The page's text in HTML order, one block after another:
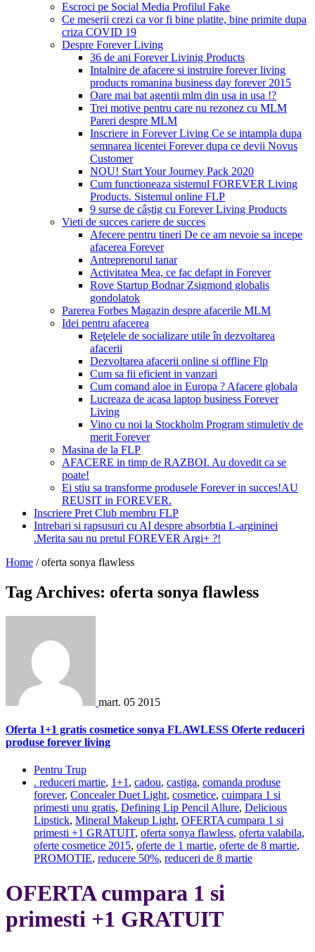
Escroci pe Social Media Profilul Fake
Ce meserii crezi ca vor fi bine platite, bine primite dupa
criza COVID 19
Despre Forever Living
36 de ani Forever Livinig Products
Intalnire de afacere si instruire forever living
products romanina business day forever 2015
Oare mai bat agentii mlm din usa in usa !?
Trei motive pentru care nu rezonez cu MLM
Pareri despre MLM
Inscriere in Forever Living Ce se intampla dupa
semnarea licentei Forever dupa ce devii Novus
Customer
NOU! Start Your Journey Pack 2020
Cum functioneaza sistemul FOREVER Living
Products. Sistemul online FLP
9 surse de câștig cu Forever Living Products
Vieti de succes cariere de succes
Afecere pentru tineri De ce am nevoie sa incepe
afacerea Forever
Antreprenorul tanar
Activitatea Mea, ce fac defapt in Forever
Rove Startup Bodnar Zsigmond globalis
gondolatok
Parerea Forbes Magazin despre afacerile MLM
Idei pentru afacerea
Reţelele de socializare utile în dezvoltarea
afacerii
Dezvoltarea afacerii online si offline Flp
Cum sa fii eficient in vanzari
Cum comand aloe in Europa ? Afacere globala
Lucreaza de acasa laptop business Forever
Living
Vino cu noi la Stockholm Program stimuletiv de
merit Forever
Masina de la FLP
AFACERE in timp de RAZBOI. Au dovedit ca se
poate!
Ei stiu sa transforme produsele Forever in succes!AU
REUSIT in FOREVER.
Inscriere Pret Club membru FLP
Intrebari si rapsusuri cu AI despre absorbtia L-argininei
.Merita sau nu pretul FOREVER Argi+ ?!
Home / oferta sonya flawless
Tag Archives: oferta sonya flawless
mart. 05 2015
Oferta 1+1 gratis cosmetice sonya FLAWLESS Oferte reduceri
produse forever living
Pentru Trup
. reduceri martie, 1+1 , cadou, castiga, comanda produse
forever, Concealer Duet Light, cosmetice, cuimpara 1 si
primesti unu gratis, Defining Lip Pencil Allure, Delicious
Lipstick, Mineral Makeup Light, OFERTA cumpara 1 si
primesti +1 GRATUIT, oferta sonya flawless, oferta valabila,
oferte cosmetice 2015, oferte de 1 martie, oferte de 8 martie,
PROMOTIE, reducere 50%, reduceri de 8 martie
OFERTA cumpara 1 si
primesti +1 GRATUIT